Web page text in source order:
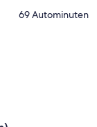
‪69 Autominuten‬